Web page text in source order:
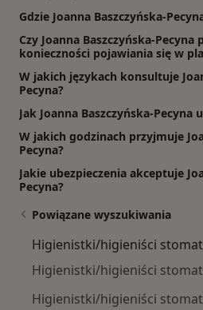
Gdzie Joanna Baszczyńska-
Czy Joanna Baszczyńska-
konieczności pojawiania się w
W jakich językach konsultuje
Pecyna?
Jak Joanna Baszczyńska-Pecyna
W jakich godzinach przyjmuje
Pecyna?
Jakie ubezpieczenia akceptuje
Pecyna?
Powiązane wyszukiwania
Higienistki/higieniści
Higienistki/higieniści
Higienistki/higieniści